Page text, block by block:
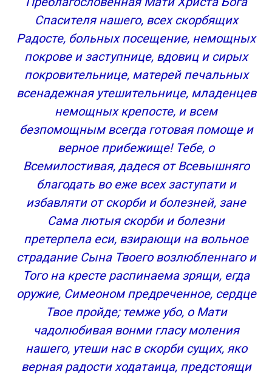
Спасителя нашего, всех скорбящих
Радосте, больных посещение, немощных
покрове и заступнице, вдовиц и сирых
покровительнице, матерей печальных
всенадежная утешительнице, младенцев
немощных крепосте, и всем
безпомощным всегда готовая помоще и
верное прибежище! Тебе, о
Всемилостивая, дадеся от Всевышняго
благодать во еже всех заступати и
избавляти от скорби и болезней, зане
Сама лютыя скорби и болезни
претерпела еси, взирающи на вольное
страдание Сына Твоего возлюбленнаго и
Того на кресте распинаема зрящи, егда
оружие, Симеоном предреченное, сердце
Твое пройде; темже убо, о Мати
чадолюбивая вонми гласу моления
нашего, утеши нас в скорби сущих, яко
верная радости ходатаица, предстоящи